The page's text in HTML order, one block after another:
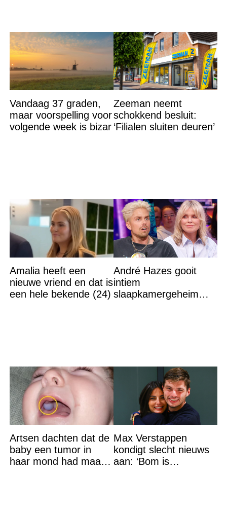
Vandaag 37 graden,
maar voorspelling voor
volgende week is bizar
Zeeman neemt
schokkend besluit:
‘Filialen sluiten deuren’
Amalia heeft een
nieuwe vriend en dat is
een hele bekende (24)
André Hazes gooit
intiem
slaapkamergeheim
Artsen dachten dat de
baby een tumor in
haar mond had maar
Max Verstappen
kondigt slecht nieuws
aan: ‘Bom is